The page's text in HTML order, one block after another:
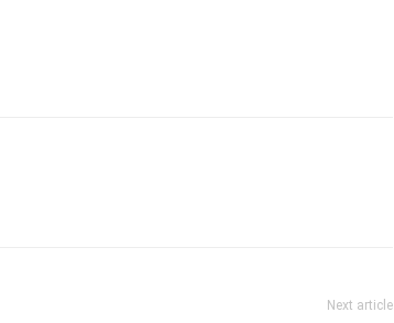
Next article